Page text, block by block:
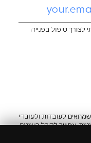
טיפול בפנייה
לעובדות ולעובדי
אפשר לקבל רעיונות